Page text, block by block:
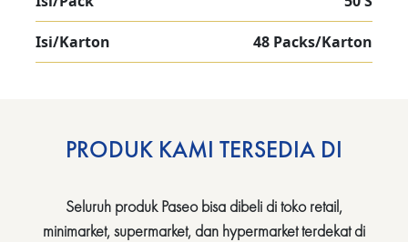
Isi/Karton 48 Packs/Karton
PRODUK KAMI TERSEDIA DI
Seluruh produk Paseo bisa dibeli di toko retail,
minimarket, supermarket, dan hypermarket terdekat di